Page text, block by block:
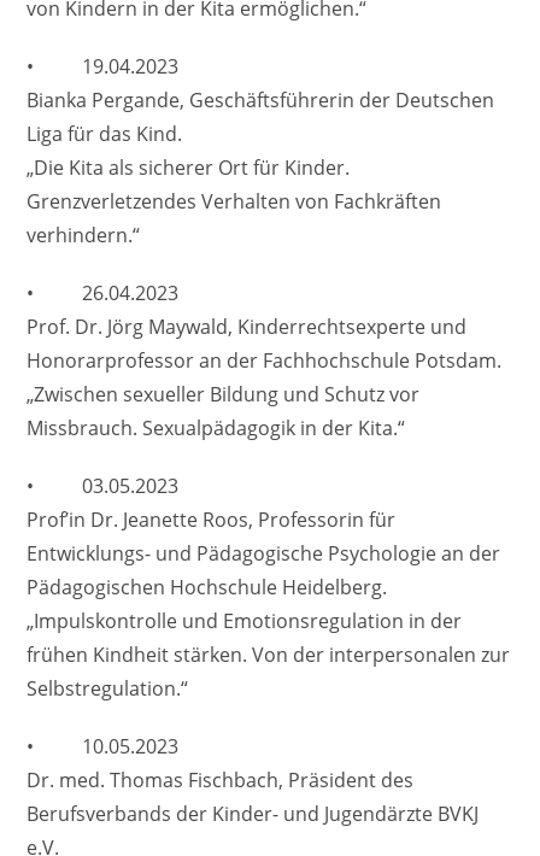
von Kindern in der Kita ermöglichen.“
• 19.04.2023
Bianka Pergande, Geschäftsführerin der Deutschen
Liga für das Kind.
„Die Kita als sicherer Ort für Kinder.
Grenzverletzendes Verhalten von Fachkräften
verhindern.“
• 26.04.2023
Prof. Dr. Jörg Maywald, Kinderrechtsexperte und
Honorarprofessor an der Fachhochschule Potsdam.
„Zwischen sexueller Bildung und Schutz vor
Missbrauch. Sexualpädagogik in der Kita.“
• 03.05.2023
Prof’in Dr. Jeanette Roos, Professorin für
Entwicklungs- und Pädagogische Psychologie an der
Pädagogischen Hochschule Heidelberg.
„Impulskontrolle und Emotionsregulation in der
frühen Kindheit stärken. Von der interpersonalen zur
Selbstregulation.“
• 10.05.2023
Dr. med. Thomas Fischbach, Präsident des
Berufsverbands der Kinder- und Jugendärzte BVKJ
e.V.